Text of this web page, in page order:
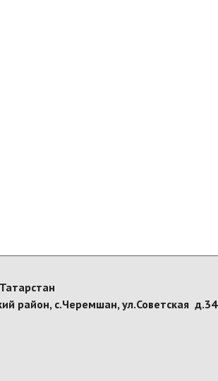
район, с.Черемшан, ул.Советская д.34